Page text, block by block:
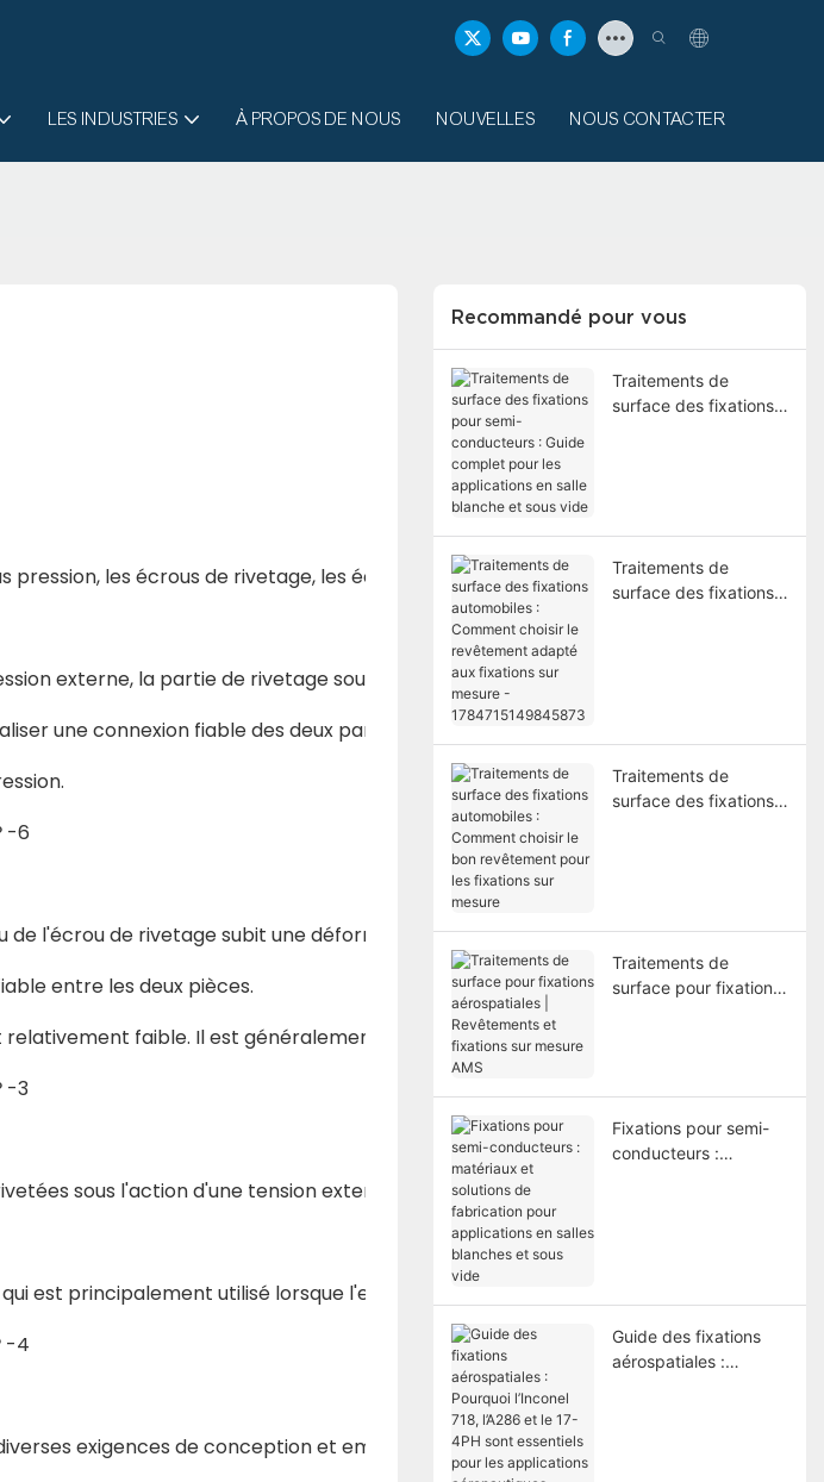
LES INDUSTRIES À PROPOS DE NOUS NOUVELLES NOUS CONTACTER
les écrous de rivetage, les écrous de rivetage par traction et les écrous de
externe, la partie de rivetage sous pression provoque la déformation plastique
une connexion fiable des deux parties. Il existe deux types d'écrous non standard
l'écrou de rivetage subit une déformation plastique sous l'action d'une force
entre les deux pièces.
faible. Il est généralement utilisé dans le cas où la hauteur de la fixation
sous l'action d'une tension externe lors du processus de rivetage. La connexion
est principalement utilisé lorsque l'espace d'installation est petit et que les outils
exigences de conception et empêcher efficacement l'entrée de substances
Recommandé pour vous
Traitements de
surface des fixations
Traitements de
surface des fixations
1784715149845873
Traitements de
surface des fixations
Traitements de
surface pour fixations
Fixations pour semi-
conducteurs :
Guide des fixations
aérospatiales :